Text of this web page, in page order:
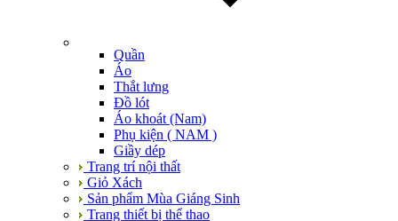
Quần
Áo
Thắt lưng
Đồ lót
Áo khoát (Nam)
Phụ kiện ( NAM )
Giầy dép
Trang trí nội thất
Giỏ Xách
Sản phẩm Mùa Giáng Sinh
Trang thiết bị thể thao